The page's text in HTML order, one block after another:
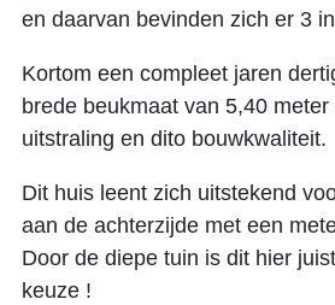
en daarvan bevinden zich er 3
Kortom een compleet jaren
brede beukmaat van 5,40
uitstraling en dito bouwkwaliteit.
Dit huis leent zich uitstekend
aan de achterzijde met een
Door de diepe tuin is dit hier
keuze !